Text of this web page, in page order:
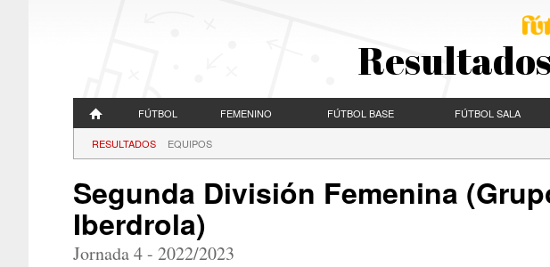
FÚTBOL FEMENINO FÚTBOL BASE FÚTBOL SALA
RESULTADOS EQUIPOS
Segunda División Femenina
Iberdrola)
Jornada 4 - 2022/2023